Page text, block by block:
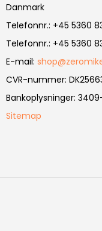
Danmark
Telefonnr.: +45 5360
Telefonnr.: +45 5360
E-mail:
CVR-nummer:
Bankoplysninger:
Sitemap